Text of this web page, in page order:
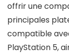
offrir une
principales
compatible
PlayStation 5,